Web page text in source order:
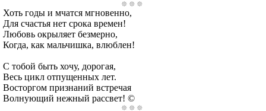
Хоть годы и мчатся мгновенно,
Для счастья нет срока времен!
Любовь окрыляет безмерно,
Когда, как мальчишка, влюблен!
С тобой быть хочу, дорогая,
Весь цикл отпущенных лет.
Восторгом признаний встречая
Волнующий нежный рассвет! ©